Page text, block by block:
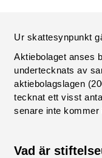
Ur skattesynpunkt
Aktiebolaget anses
undertecknats av
aktiebolagslagen
tecknat ett visst
senare inte kommer
Vad är